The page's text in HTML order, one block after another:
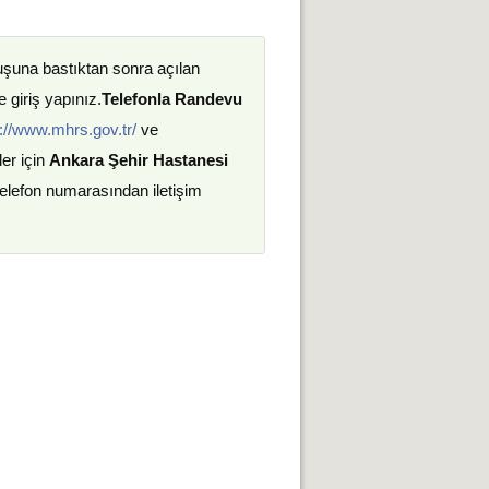
bastıktan sonra açılan
yapınız.Telefonla Randevu
www.mhrs.gov.tr/ve
için Ankara Şehir Hastanesi
numarasından iletişim